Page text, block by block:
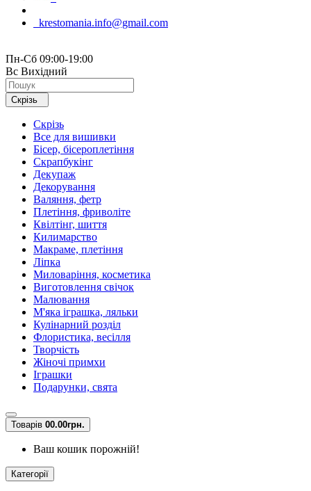
krestomania.info@gmail.com
Пн-Сб 09:00-19:00
Вс Вихідний
Скрізь
Скрізь
Все для вишивки
Бісер, бісероплетіння
Скрапбукінг
Декупаж
Декорування
Валяння, фетр
Плетіння, фриволіте
Квілтінг, шиття
Килимарство
Макраме, плетіння
Ліпка
Миловаріння, косметика
Виготовлення свічок
Малювання
М'яка іграшка, ляльки
Кулінарний розділ
Флористика, весілля
Творчість
Жіночі примхи
Іграшки
Подарунки, свята
Товарів 00.00грн.
Ваш кошик порожній!
Категорії